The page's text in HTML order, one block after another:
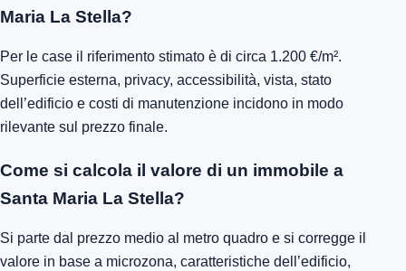
Maria La Stella?
Per le case il riferimento stimato è di circa 1.200 €/m².
Superficie esterna, privacy, accessibilità, vista, stato
dell’edificio e costi di manutenzione incidono in modo
rilevante sul prezzo finale.
Come si calcola il valore di un immobile a
Santa Maria La Stella?
Si parte dal prezzo medio al metro quadro e si corregge il
valore in base a microzona, caratteristiche dell’edificio,